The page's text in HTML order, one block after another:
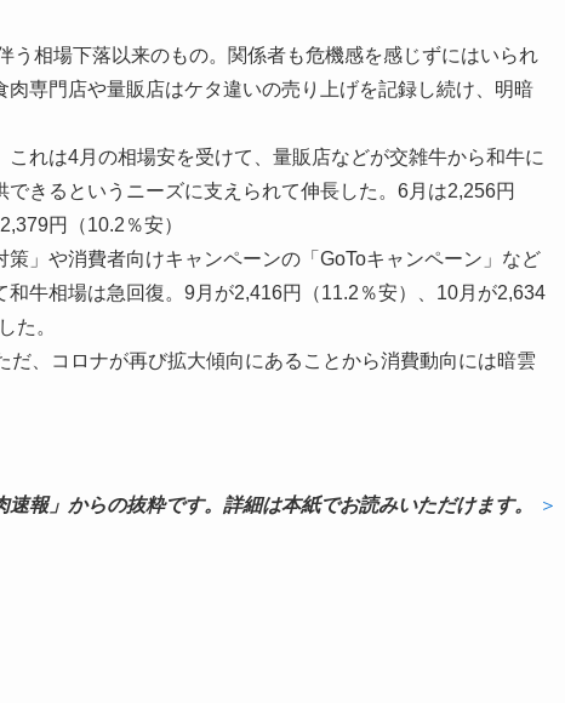
相場下落以来のもの。関係者も危機感を感じずにはいられ
専門店や量販店はケタ違いの売り上げを記録し続け、明暗
れは4月の相場安を受けて、量販店などが交雑牛から和牛に
きるというニーズに支えられて伸長した。6月は2,256円
円（10.2％安）
」や消費者向けキャンペーンの「GoToキャンペーン」など
牛相場は急回復。9月が2,416円（11.2％安）、10月が2,634
た。
、コロナが再び拡大傾向にあることから消費動向には暗雲
報」からの抜粋です。詳細は本紙でお読みいただけます。 ＞